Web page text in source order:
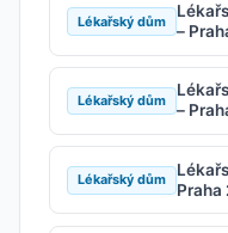
Lékařský dům
–
Lékařský dům
–
Lékařský dům
Praha